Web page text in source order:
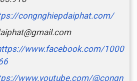
congnghiepdaiphat.com/
www.facebook.com/1000
www.youtube.com/@congn